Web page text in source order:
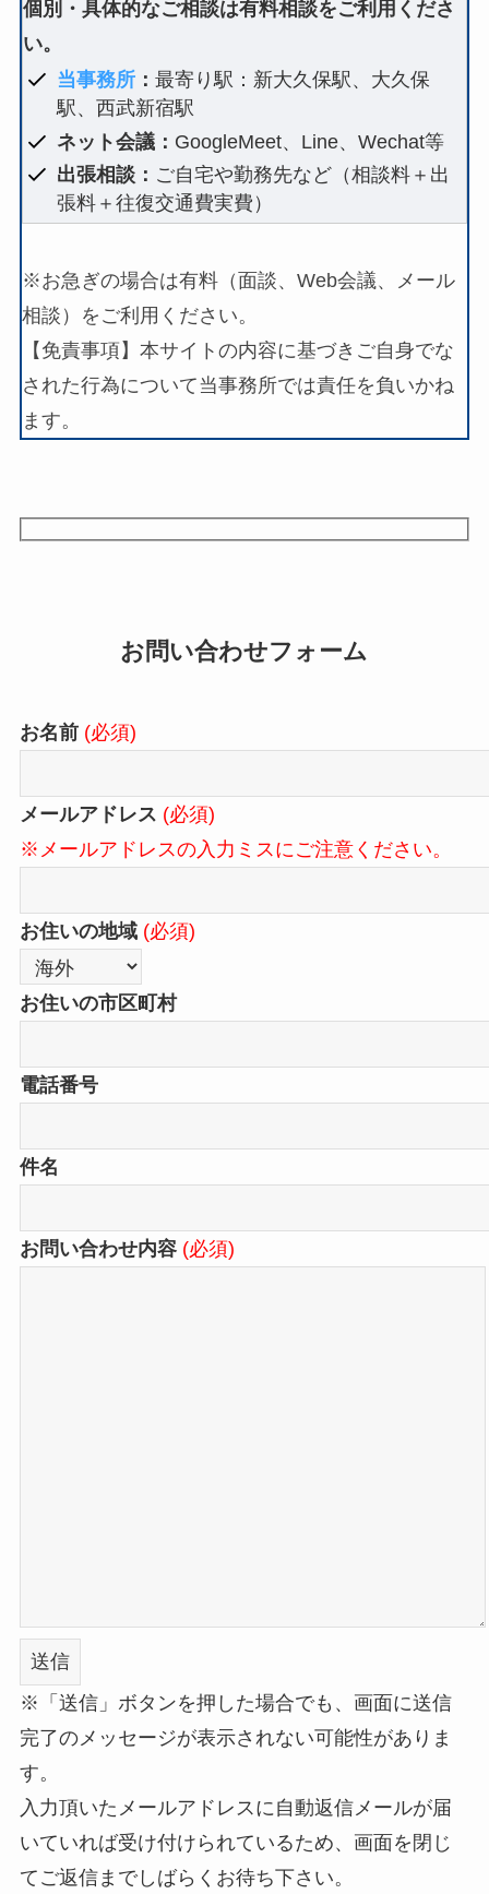
個別・具体的なご相談は有料相談をご利用くださ
い。
当事務所 ：最寄り駅：新大久保駅、大久保
駅、西武新宿駅
ネット会議： GoogleMeet、Line、Wechat等
出張相談： ご自宅や勤務先など（相談料＋出
張料＋往復交通費実費）
※お急ぎの場合は有料（面談、Web会議、メール
相談）をご利用ください。
【免責事項】本サイトの内容に基づきご自身でな
された行為について当事務所では責任を負いかね
ます。
お問い合わせフォーム
お名前 (必須)
メールアドレス (必須)
※メールアドレスの入力ミスにご注意ください。
お住いの地域 (必須)
お住いの市区町村
電話番号
件名
お問い合わせ内容 (必須)
※「送信」ボタンを押した場合でも、画面に送信
完了のメッセージが表示されない可能性がありま
す。
入力頂いたメールアドレスに自動返信メールが届
いていれば受け付けられているため、画面を閉じ
てご返信までしばらくお待ち下さい。